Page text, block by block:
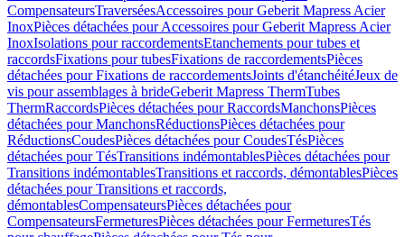
CompensateursTraverséesAccessoires pour Geberit Mapress Acier
InoxPièces détachées pour Accessoires pour Geberit Mapress Acier
InoxIsolations pour raccordementsEtanchements pour tubes et
raccordsFixations pour tubesFixations de raccordementsPièces
détachées pour Fixations de raccordementsJoints d'étanchéitéJeux de
vis pour assemblages à brideGeberit Mapress ThermTubes
ThermRaccordsPièces détachées pour RaccordsManchonsPièces
détachées pour ManchonsRéductionsPièces détachées pour
RéductionsCoudesPièces détachées pour CoudesTésPièces
détachées pour TésTransitions indémontablesPièces détachées pour
Transitions indémontablesTransitions et raccords, démontablesPièces
détachées pour Transitions et raccords,
démontablesCompensateursPièces détachées pour
CompensateursFermeturesPièces détachées pour FermeturesTés